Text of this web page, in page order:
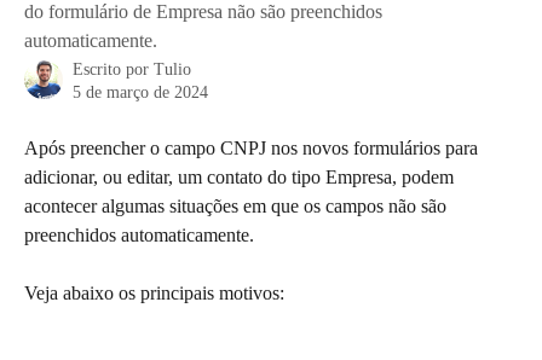
do formulário de Empresa não são preenchidos
automaticamente.
Escrito por Tulio
5 de março de 2024
Após preencher o campo CNPJ nos novos formulários para
adicionar, ou editar, um contato do tipo Empresa, podem
acontecer algumas situações em que os campos não são
preenchidos automaticamente.
Veja abaixo os principais motivos: